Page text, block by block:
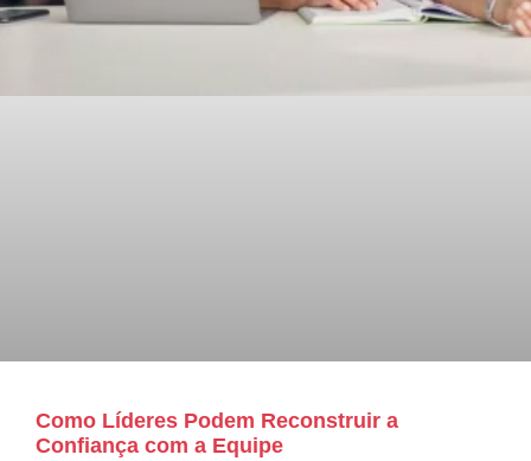
Como Líderes Podem Reconstruir a
Confiança com a Equipe